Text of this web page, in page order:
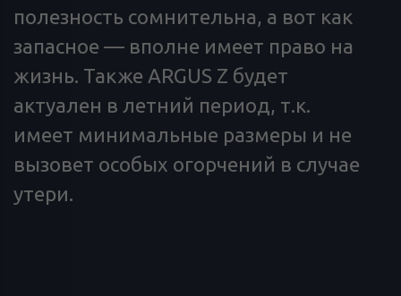
полезность сомнительна, а вот как
запасное — вполне имеет право на
жизнь. Также ARGUS Z будет
актуален в летний период, т.к.
имеет минимальные размеры и не
вызовет особых огорчений в случае
утери.